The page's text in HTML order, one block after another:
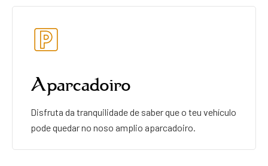
Aparcadoiro
Disfruta da tranquilidade de saber que o teu vehículo
pode quedar no noso amplio aparcadoiro.